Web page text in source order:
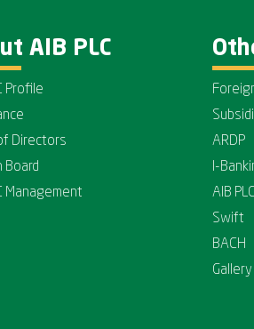
AIB PLC
Profile
Directors
Board
Management
ARDP
I-
AIB
Swift
BACH
Gallery